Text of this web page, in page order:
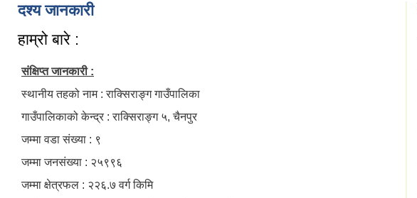
दश्य जानकारी
हाम्रो बारे :
संक्षिप्त जानकारी :
स्थानीय तहको नाम : राक्सिराङ्ग गाउँपालिका
गाउँपालिकाको केन्द्र : राक्सिराङ्ग ५, चैनपुर
जम्मा वडा संख्या : ९
जम्मा जनसंख्या : २५९९६
जम्मा क्षेत्रफल : २२६.७ वर्ग किमि